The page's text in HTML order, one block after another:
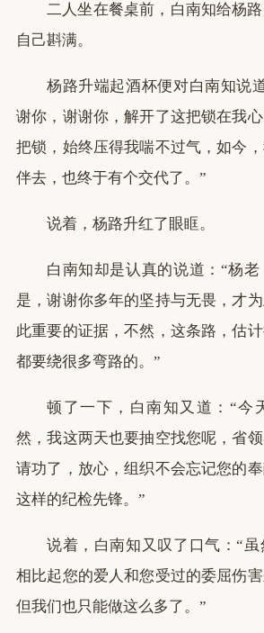
二人坐在餐桌前，白南知给杨
自己斟满。
杨路升端起酒杯便对白南知说
谢你，谢谢你，解开了这把锁在我
把锁，始终压得我喘不过气，如今
伴去，也终于有个交代了。”
说着，杨路升红了眼眶。
白南知却是认真的说道：“杨
是，谢谢你多年的坚持与无畏，才
此重要的证据，不然，这条路，估
都要绕很多弯路的。”
顿了一下，白南知又道：“今
然，我这两天也要抽空找您呢，省
请功了，放心，组织不会忘记您的
这样的纪检先锋。”
说着，白南知又叹了口气：“虽
相比起您的爱人和您受过的委屈伤
但我们也只能做这么多了。”